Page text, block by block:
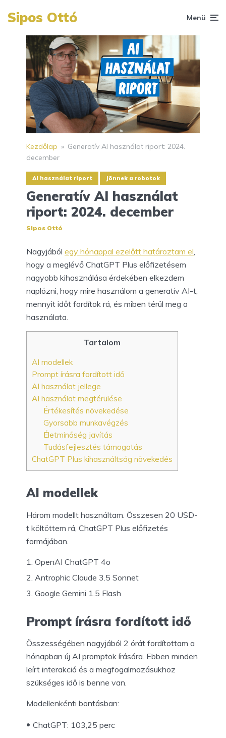
Sipos Ottó Menü
Kezdőlap » Generatív AI használat riport: 2024.
december
AI használat riport Jönnek a robotok
Generatív AI használat
riport: 2024. december
Sipos Ottó
Nagyjából egy hónappal ezelőtt határoztam el,
hogy a meglévő ChatGPT Plus előfizetésem
nagyobb kihasználása érdekében elkezdem
naplózni, hogy mire használom a generatív AI-t,
mennyit időt fordítok rá, és miben térül meg a
használata.
Tartalom
AI modellek
Prompt írásra fordított idő
AI használat jellege
AI használat megtérülése
Értékesítés növekedése
Gyorsabb munkavégzés
Életminőség javítás
Tudásfejlesztés támogatás
ChatGPT Plus kihasználtság növekedés
AI modellek
Három modellt használtam. Összesen 20 USD-
t költöttem rá, ChatGPT Plus előfizetés
formájában.
OpenAI ChatGPT 4o
Antrophic Claude 3.5 Sonnet
Google Gemini 1.5 Flash
Prompt írásra fordított idő
Összességében nagyjából 2 órát fordítottam a
hónapban új AI promptok írására. Ebben minden
leírt interakció és a megfogalmazásukhoz
szükséges idő is benne van.
Modellenkénti bontásban:
ChatGPT: 103,25 perc